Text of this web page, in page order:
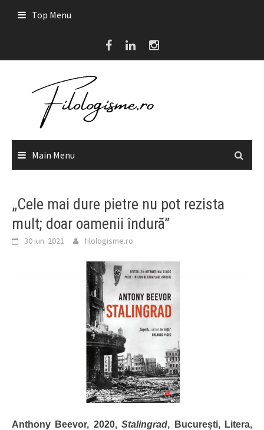
Top Menu
Main Menu
„Cele mai dure pietre nu pot rezista
mult; doar oamenii îndură”
30 iun. 2021 filologisme.ro
Anthony Beevor, 2020,Stalingrad, București, Litera,